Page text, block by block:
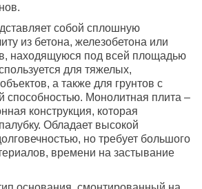
собой сплошную
из бетона, железобетона или
находящуюся под всей площадью
для тяжелых,
а также для грунтов с
способностью. Монолитная плита –
конструкция, которая
Обладает высокой
но требует большого
времени на застывание